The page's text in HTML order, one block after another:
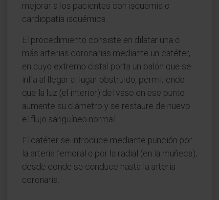
mejorar a los pacientes con isquemia o
cardiopatía isquémica.
El procedimiento consiste en dilatar una o
más arterias coronarias mediante un catéter,
en cuyo extremo distal porta un balón que se
infla al llegar al lugar obstruido, permitiendo
que la luz (el interior) del vaso en ese punto
aumente su diámetro y se restaure de nuevo
el flujo sanguíneo normal.
El catéter se introduce mediante punción por
la arteria femoral o por la radial (en la muñeca),
desde donde se conduce hasta la arteria
coronaria.